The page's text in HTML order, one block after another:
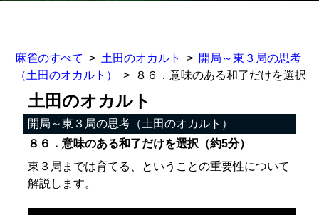
麻雀のすべて 土田のオカルト
開局～東３局の思考
（土田のオカルト）
８６．意味のある和了だけを選択
土田のオカルト
開局～東３局の思考（土田のオカルト）
８６．意味のある和了だけを選択（約5分）
東３局までは育てる、ということの重要性について
解説します。